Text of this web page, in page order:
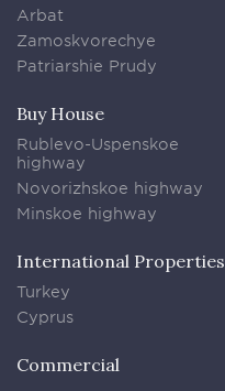
Arbat
Zamoskvorechye
Patriarshie Prudy
Buy House
Rublevo-Uspenskoe
highway
Novorizhskoe highway
Minskoe highway
International Properties
Turkey
Cyprus
Commercial